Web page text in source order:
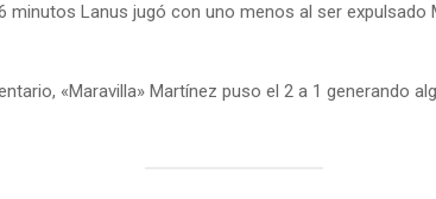
minutos Lanus jugó con uno menos al ser expulsado
«Maravilla» Martínez puso el 2 a 1 generando